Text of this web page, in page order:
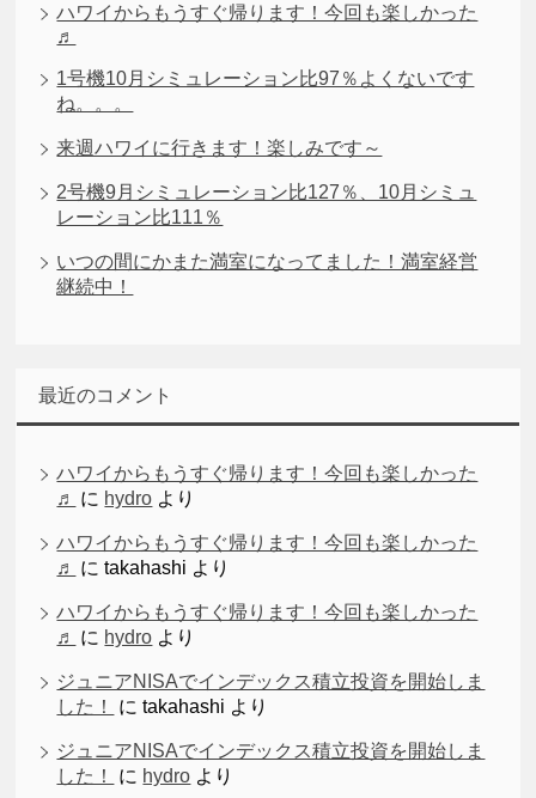
ハワイからもうすぐ帰ります！今回も楽しかった
♬
1号機10月シミュレーション比97％よくないです
ね。。。
来週ハワイに行きます！楽しみです～
2号機9月シミュレーション比127％、10月シミュ
レーション比111％
いつの間にかまた満室になってました！満室経営
継続中！
最近のコメント
ハワイからもうすぐ帰ります！今回も楽しかった
♬
に hydro より
ハワイからもうすぐ帰ります！今回も楽しかった
♬
にtakahashi より
ハワイからもうすぐ帰ります！今回も楽しかった
♬
に hydro より
ジュニアNISAでインデックス積立投資を開始しま
した！
にtakahashi より
ジュニアNISAでインデックス積立投資を開始しま
した！
に hydro より